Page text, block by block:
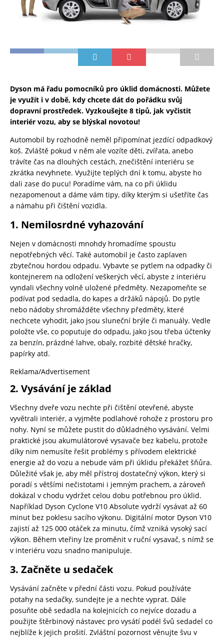
Dyson má řadu pomocníků pro úklid domácnosti. Můžete
je využít i v době, kdy chcete dát do pořádku svůj
dopravní prostředek. Vyzkoušejte 8 tipů, jak vyčistit
interiér vozu, aby se blýskal novotou!
Automobil by rozhodně neměl připomínat jezdící odpadkový
koš. Zvláště pokud v něm ale vozíte děti, zvířata, anebo
trávíte čas na dlouhých cestách, znečištění interiéru se
zkrátka nevyhnete. Využijte teplých dní k tomu, abyste ho
dali zase do pucu! Poradíme vám, na co při úklidu
nezapomenout a dáme vám tipy, díky kterým si ušetříte čas
a námahu při čištění vozidla.
1. Nemilosrdné vyhazování
Nejen v domácnosti mnohdy hromadíme spoustu
nepotřebných věcí. Také automobil je často zaplaven
zbytečnou hordou odpadu. Vybavte se pytlem na odpadky či
kontejnerem na odložení veškerých věcí, abyste z interiéru
vyndali všechny volně uložené předměty. Nezapomeňte se
podívat pod sedadla, do kapes a držáků nápojů. Do pytle
nebo nádoby shromážděte všechny předměty, které
nechcete vyhodit, jako jsou sluneční brýle či manuály. Vedle
položte vše, co poputuje do odpadu, jako jsou třeba účtenky
za benzín, prázdné lahve, obaly, rozbité dětské hračky,
papírky atd.
Reklama/Advertisement
2. Vysávání je základ
Všechny dveře vozu nechte při čištění otevřené, abyste
vyvětrali interiér, a vyjměte podlahové rohože z prostoru pro
nohy. Nyní se můžete pustit do důkladného vysávání. Velmi
praktické jsou akumulátorové vysavače bez kabelu, protože
díky nim nemusíte řešit problémy s přívodem elektrické
energie až do vozu a nebude vám při úklidu překážet šňůra.
Důležité však je, aby měl přístroj dostatečný výkon, který si
poradí s většími nečistotami i jemným prachem, a zároveň
dokázal v chodu vydržet celou dobu potřebnou pro úklid.
Například Dyson Cyclone V10 Absolute vydrží vysávat až 60
minut bez poklesu sacího výkonu. Digitální motor Dyson V10
zajistí až 125 000 otáček za minutu, čímž vzniká vysoký sací
výkon. Během vteřiny lze proměnit v ruční vysavač, s nímž se
v interiéru vozu snadno manipuluje.
3. Začněte u sedaček
Vysávání začněte v přední části vozu. Pokud používáte
potahy na sedačky, sundejte je a nechte vyprat. Dále
posuňte obě sedadla na kolejnicích co nejvíce dozadu a
použijte štěrbinový nástavec pro vysátí podél švů sedadel co
nejblíže k jejich prošití. Zvláštní pozornost věnujte švu v